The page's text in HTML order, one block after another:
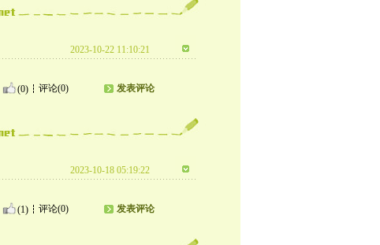
2023-10-22 11:10:21
(0) 评论(0) 发表评论
2023-10-18 05:19:22
(1) 评论(0) 发表评论